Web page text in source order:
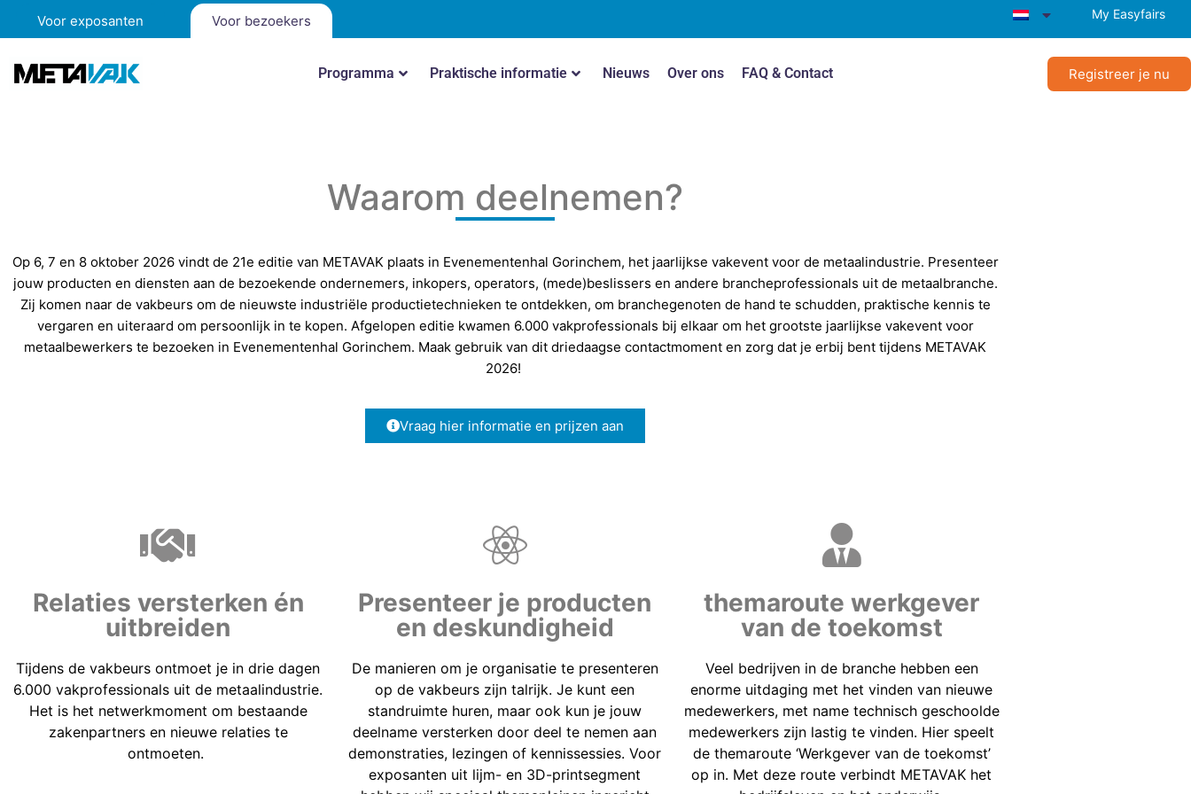
Voor exposanten Voor bezoekers My Easyfairs
Programma Praktische informatie Nieuws Over ons FAQ & Contact Registreer je nu
Waarom deelnemen?
Op 6, 7 en 8 oktober 2026 vindt de 21e editie van METAVAK plaats in Evenementenhal Gorinchem, het jaarlijkse vakevent voor de metaalindustrie. Presenteer
jouw producten en diensten aan de bezoekende ondernemers, inkopers, operators, (mede)beslissers en andere brancheprofessionals uit de metaalbranche.
Zij komen naar de vakbeurs om de nieuwste industriële productietechnieken te ontdekken, om branchegenoten de hand te schudden, praktische kennis te
vergaren en uiteraard om persoonlijk in te kopen. Afgelopen editie kwamen 6.000 vakprofessionals bij elkaar om het grootste jaarlijkse vakevent voor
metaalbewerkers te bezoeken in Evenementenhal Gorinchem. Maak gebruik van dit driedaagse contactmoment en zorg dat je erbij bent tijdens METAVAK
2026!
Vraag hier informatie en prijzen aan
Relaties versterken én
uitbreiden
Tijdens de vakbeurs ontmoet je in drie dagen
6.000 vakprofessionals uit de metaalindustrie.
Het is het netwerkmoment om bestaande
zakenpartners en nieuwe relaties te
ontmoeten.
Presenteer je producten
en deskundigheid
De manieren om je organisatie te presenteren
op de vakbeurs zijn talrijk. Je kunt een
standruimte huren, maar ook kun je jouw
deelname versterken door deel te nemen aan
demonstraties, lezingen of kennissessies. Voor
exposanten uit lijm- en 3D-printsegment
themaroute werkgever
van de toekomst
Veel bedrijven in de branche hebben een
enorme uitdaging met het vinden van nieuwe
medewerkers, met name technisch geschoolde
medewerkers zijn lastig te vinden. Hier speelt
de themaroute ‘Werkgever van de toekomst’
op in. Met deze route verbindt METAVAK het